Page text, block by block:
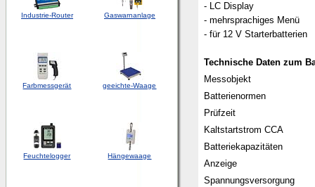
Industrie-Router Gaswarnanlage
Farbmessgerät geeichte-Waage
Feuchtelogger Hängewaage
- LC Display
- mehrsprachiges Menü
- für 12 V Starterbatterien
Technische Daten zum
Messobjekt
Batterienormen
Prüfzeit
Kaltstartstrom CCA
Batteriekapazitäten
Anzeige
Spannungsversorgung